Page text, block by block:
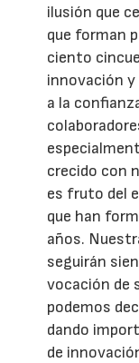
ilusión que
que forman
ciento
innovación
a la
crecido con
es fruto del
que han
años.
seguirán
vocación de
podemos
dando
de